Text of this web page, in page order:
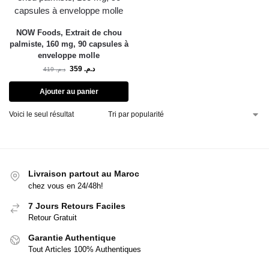
NOW Foods, Extrait de chou
palmiste, 160 mg, 90 capsules à
enveloppe molle
د.م.419 د.م. 359
Ajouter au panier
Voici le seul résultat
Livraison partout au Maroc
chez vous en 24/48h!
7 Jours Retours Faciles
Retour Gratuit
Garantie Authentique
Tout Articles 100% Authentiques